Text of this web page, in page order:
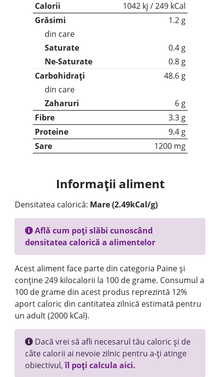
Calorii
1042 kj / 249 kCal
Grăsimi
1.2 g
din care
Saturate
0.4 g
Ne-Saturate
0.8 g
Carbohidrați
48.6 g
din care
Zaharuri
6 g
Fibre
3.3 g
Proteine
9.4 g
Sare
1200 mg
Informații aliment
Densitatea calorică: Mare (2.49kCal/g)
Află cum poți slăbi cunoscând
densitatea calorică a alimentelor
Acest aliment face parte din categoria Paine și
conține 249 kilocalorii la 100 de grame. Consumul a
100 de grame din acest produs reprezintă 12%
aport caloric din cantitatea zilnică estimată pentru
un adult (2000 kCal).
Dacă vrei să afli necesarul tău caloric și de
câte calorii ai nevoie zilnic pentru a-ți atinge
obiectivul,îl poți calcula aici.